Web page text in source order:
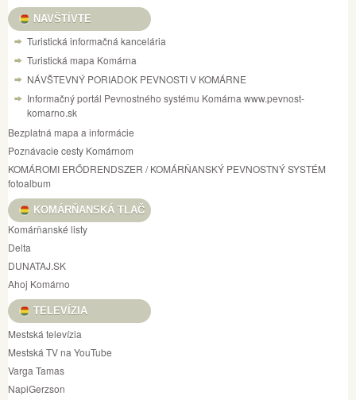
NAVŠTÍVTE
Turistická informačná kancelária
Turistická mapa Komárna
NÁVŠTEVNÝ PORIADOK PEVNOSTI V KOMÁRNE
Informačný portál Pevnostného systému Komárna www.pevnost-
komarno.sk
Bezplatná mapa a informácie
Poznávacie cesty Komárnom
KOMÁROMI ERŐDRENDSZER / KOMÁRŇANSKÝ PEVNOSTNÝ SYSTÉM
fotoalbum
KOMÁRŇANSKÁ TLAČ
Komárňanské listy
Delta
DUNATAJ.SK
Ahoj Komárno
TELEVÍZIA
Mestská televízia
Mestská TV na YouTube
Varga Tamas
NapiGerzson